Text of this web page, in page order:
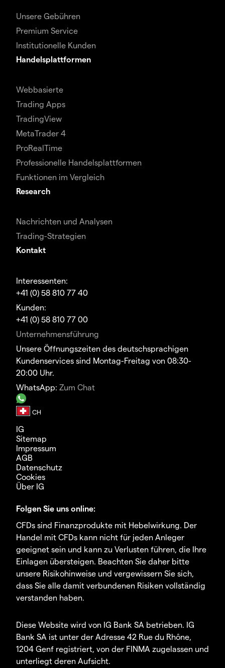
Unsere Gebühren
Premium Service
Institutionelle Kunden
Handelsplattformen
Webbasierte
Trading Apps
TradingView
MetaTrader 4
ProRealTime
Professionelle Handelsplattformen
Funktionen im Vergleich
Research
Nachrichten und Analysen
Trading-Strategien
Kontakt
Interessenten:
+41 (0) 58 810 77 40
Kunden:
+41 (0) 58 810 77 00
Unternehmensführung
Unsere Öffnungszeiten des deutschsprachigen
Kundenservices sind Montag-Freitag von 08:30-
20:00 Uhr.
WhatsApp: Zum Chat
IG
Sitemap
Impressum
AGB
Datenschutz
Cookies
Über IG
Folgen Sie uns online:
CFDs sind Finanzprodukte mit Hebelwirkung. Der
Handel mit CFDs kann nicht für jeden Anleger
geeignet sein und kann zu Verlusten führen, die Ihre
Einlagen übersteigen. Beachten Sie daher bitte
unsere Risikohinweise und vergewissern Sie sich,
dass Sie alle damit verbundenen Risiken vollständig
verstanden haben.
Diese Website wird von IG Bank SA betrieben. IG
Bank SA ist unter der Adresse 42 Rue du Rhône,
1204 Genf registriert, von der FINMA zugelassen und
unterliegt deren Aufsicht.